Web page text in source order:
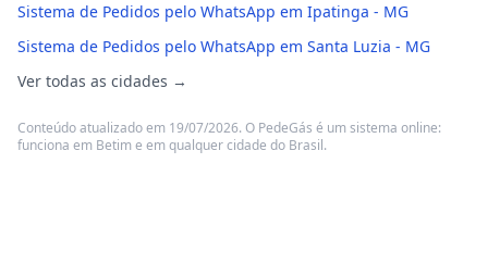
Sistema de Pedidos pelo WhatsApp em Ipatinga - MG
Sistema de Pedidos pelo WhatsApp em Santa Luzia - MG
Ver todas as cidades →
Conteúdo atualizado em 19/07/2026. O PedeGás é um sistema online:
funciona em Betim e em qualquer cidade do Brasil.